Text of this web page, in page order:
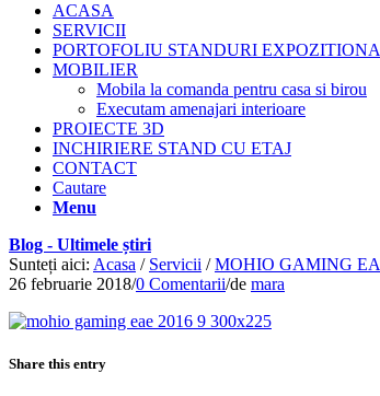
ACASA
SERVICII
PORTOFOLIU STANDURI
MOBILIER
Mobila la comanda pentru casa si birou
Executam amenajari interioare
PROIECTE 3D
INCHIRIERE STAND CU ETAJ
CONTACT
Cautare
Menu
Blog - Ultimele știri
Sunteți aici: Acasa / Servicii / MOHIO GAMING
26 februarie 2018/0 Comentarii/de mara
Share this entry